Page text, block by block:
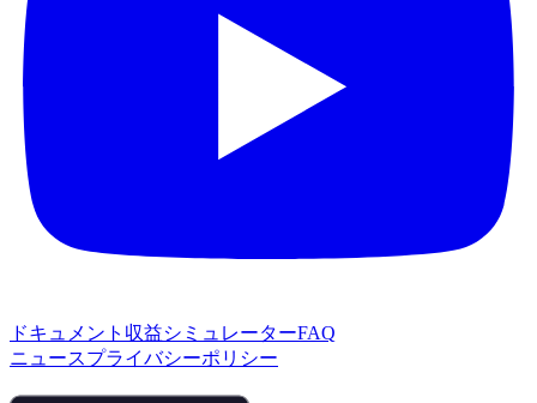
ドキュメント 収益シミュレーターFAQ
ニュースプライバシーポリシー